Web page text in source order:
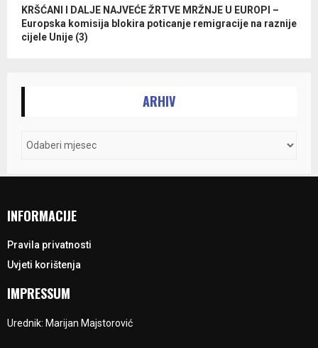
KRŠĆANI I DALJE NAJVEĆE ŽRTVE MRŽNJE U EUROPI –
Europska komisija blokira poticanje remigracije na raznije
cijele Unije (3)
ARHIV
INFORMACIJE
Pravila privatnosti
Uvjeti korištenja
IMPRESSUM
Urednik: Marijan Majstorović